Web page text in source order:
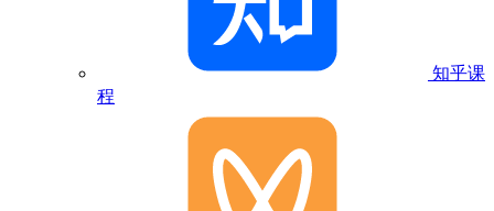
知乎课
程